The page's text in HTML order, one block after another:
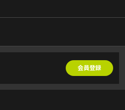
会員登録